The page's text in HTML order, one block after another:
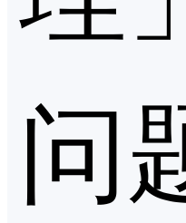
问